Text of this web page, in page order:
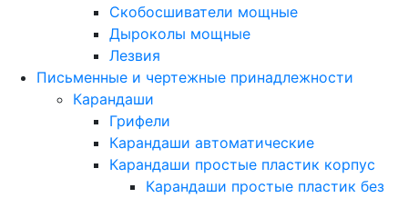
Скобосшиватели мощные
Дыроколы мощные
Лезвия
Письменные и чертежные принадлежности
Карандаши
Грифели
Карандаши автоматические
Карандаши простые пластик корпус
Карандаши простые пластик без